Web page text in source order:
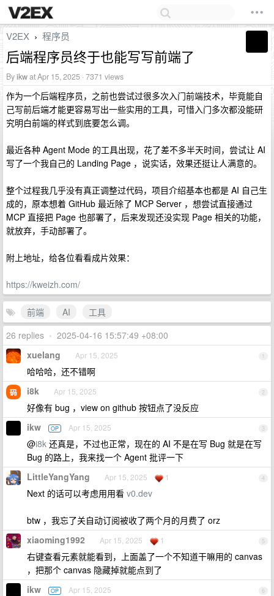
V2EX › 程序员
后端程序员终于也能写写前端了
Byikwat Apr 15, 2025 · 7371 views
作为一个后端程序员，之前也尝试过很多次入门前端技术，毕竟能自
己写前后端才能更容易写出一些实用的工具，可惜入门多次都没能研
究明白前端的样式到底要怎么调。
最近各种 Agent Mode 的工具出现，花了差不多半天时间，尝试让 AI
写了一个我自己的 Landing Page ，说实话，效果还挺让人满意的。
整个过程我几乎没有真正调整过代码，项目介绍基本也都是 AI 自己生
成的，原本想着 GitHub 最近除了 MCP Server ，想尝试直接通过
MCP 直接把 Page 也部署了，后来发现还没实现 Page 相关的功能，
就放弃，手动部署了。
附上地址，给各位看看成片效果：
https://kweizh.com/
前端 AI
工具
26 replies • 2025-04-16 15:57:49 +08:00
1
xuelang Apr 15, 2025
哈哈哈，还不错啊
2
i8k Apr 15, 2025
好像有 bug ，view on github 按钮点了没反应
3
ikw OP Apr 15, 2025
@i8k 还真是，不过也正常，现在的 AI 不是在写 Bug 就是在写
Bug 的路上，我来找一个 Agent 批评一下
4
LittleYangYang Apr 15, 2025 1
Next 的话可以考虑用用看 v0.dev
btw ，我忘了关自动订阅被收了两个月的月费了 orz
5
xiaoming1992 Apr 15, 2025 1
右键查看元素就能看到，上面盖了一个不知道干嘛用的 canvas
，把那个 canvas 隐藏掉就能点到了
6
ikw OP Apr 15, 2025